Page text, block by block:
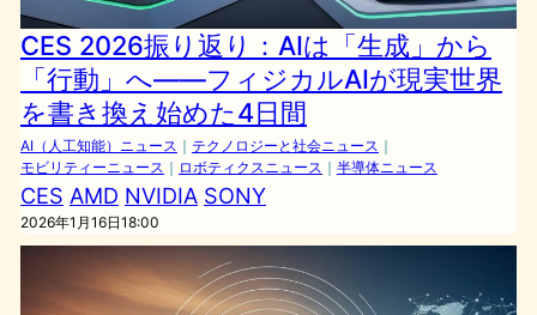
CES 2026振り返り：AIは「生成」から
「行動」へ――フィジカルAIが現実世界
を書き換え始めた4日間
AI（人工知能）ニュース ｜ テクノロジーと社会ニュース ｜
モビリティーニュース ｜ ロボティクスニュース ｜ 半導体ニュース
CES AMD NVIDIA SONY
2026年1月16日18:00